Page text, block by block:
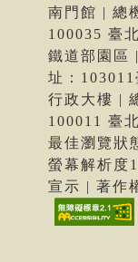
南門館 | 總
100035 臺
鐵道部園區
址：
行政大樓 |
100011 臺
最佳瀏覽狀
螢幕解析度
宣示 | 著作